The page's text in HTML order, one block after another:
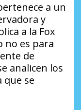
a un
y
a la Fox
no es para
de
analicen los
que se